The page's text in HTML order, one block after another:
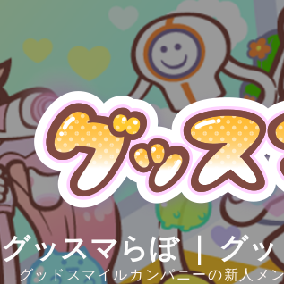
グッスマらぼ ｜ グ
グッドスマイルカンパニーの新人メ